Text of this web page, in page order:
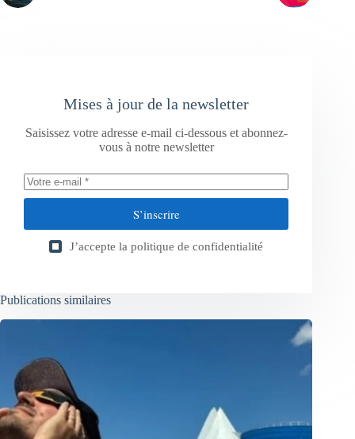
Mises à jour de la newsletter
Saisissez votre adresse e-mail ci-dessous et abonnez-
vous à notre newsletter
S’inscrire
J’accepte la politique de confidentialité
Publications similaires